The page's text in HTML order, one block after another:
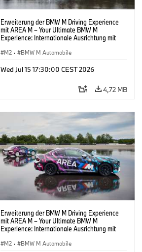
Erweiterung der BMW M Driving Experience
mit AREA M – Your Ultimate BMW M
Experience: Internationale Ausrichtung mit
Erlebnissen.
M2 · BMW M Automobile
Wed Jul 15 17:30:00 CEST 2026
4,72 MB
Erweiterung der BMW M Driving Experience
mit AREA M – Your Ultimate BMW M
Experience: Internationale Ausrichtung mit
Erlebnissen.
M2 · BMW M Automobile